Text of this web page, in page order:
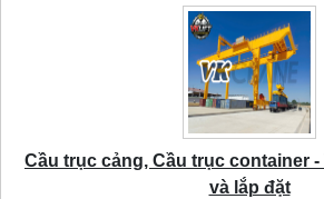
Cầu trục cảng, Cầu trục container
và lắp đặt